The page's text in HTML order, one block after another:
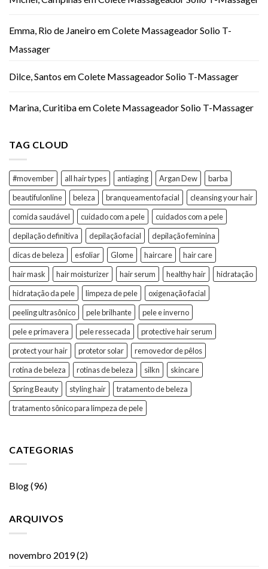
Emma, Rio de JaneiroemColete Massageador Solio T-
Massager
Dilce, Santos emColete Massageador Solio T-Massager
Marina, CuritibaemColete Massageador Solio T-Massager
TAG CLOUD
#movember all hair types antiaging Argan Dew
barba
beautifulonline
beleza branqueamento facial
cleansing your hair
comida saudável
cuidado com a pele
cuidados com a pele
depilação definitiva
depilação facial
depilação feminina
dicas de beleza
esfoliar Glome haircare
hair care
hair mask
hair moisturizer hair serum healthy hair
hidratação
hidratação da pele
limpeza de pele
oxigenação facial
peeling ultrasônico
pele brilhante
pele e inverno
pele e primavera
pele ressecada
protective hair serum
protect your hair
protetor solar
removedor de pêlos
rotina de beleza
rotinas de beleza silkn
skincare
Spring Beauty
styling hair
tratamento de beleza
tratamento sônico para limpeza de pele
CATEGORIAS
Blog(96)
ARQUIVOS
novembro 2019(2)